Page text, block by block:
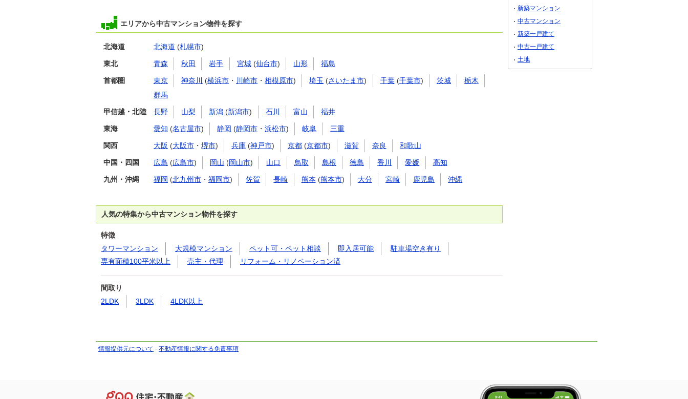
エリアから中古マンション物件を探す
北海道 北海道 (札幌市)
東北 青森 秋田 岩手 宮城(仙台市) 山形 福島
首都圏 東京 神奈川 (横浜市 ・ 川崎市 ・相模原市) 埼玉 (さいたま市) 千葉(千葉市) 茨城
栃木
群馬
甲信越・北陸 長野 山梨 新潟 (新潟市) 石川 富山 福井
東海 愛知 (名古屋市) 静岡 (静岡市 ・浜松市) 岐阜 三重
関西 大阪 (大阪市 ・ 堺市) 兵庫 (神戸市) 京都 (京都市) 滋賀 奈良 和歌山
中国・四国 広島 (広島市) 岡山 (岡山市) 山口 鳥取 島根 徳島 香川 愛媛 高知
九州・沖縄 福岡 (北九州市 ・ 福岡市) 佐賀 長崎 熊本 (熊本市) 大分 宮崎 鹿児島 沖縄
人気の特集から中古マンション物件を探す
特徴
タワーマンション
大規模マンション ペット可・ペット相談 即入居可能
駐車場空き有り
専有面積100平米以上
売主・代理 リフォーム・リノベーション済
間取り
2LDK
3LDK 4LDK以上
新築マンション
中古マンション
新築一戸建て
中古一戸建て
土地
情報提供元について - 不動産情報に関する免責事項